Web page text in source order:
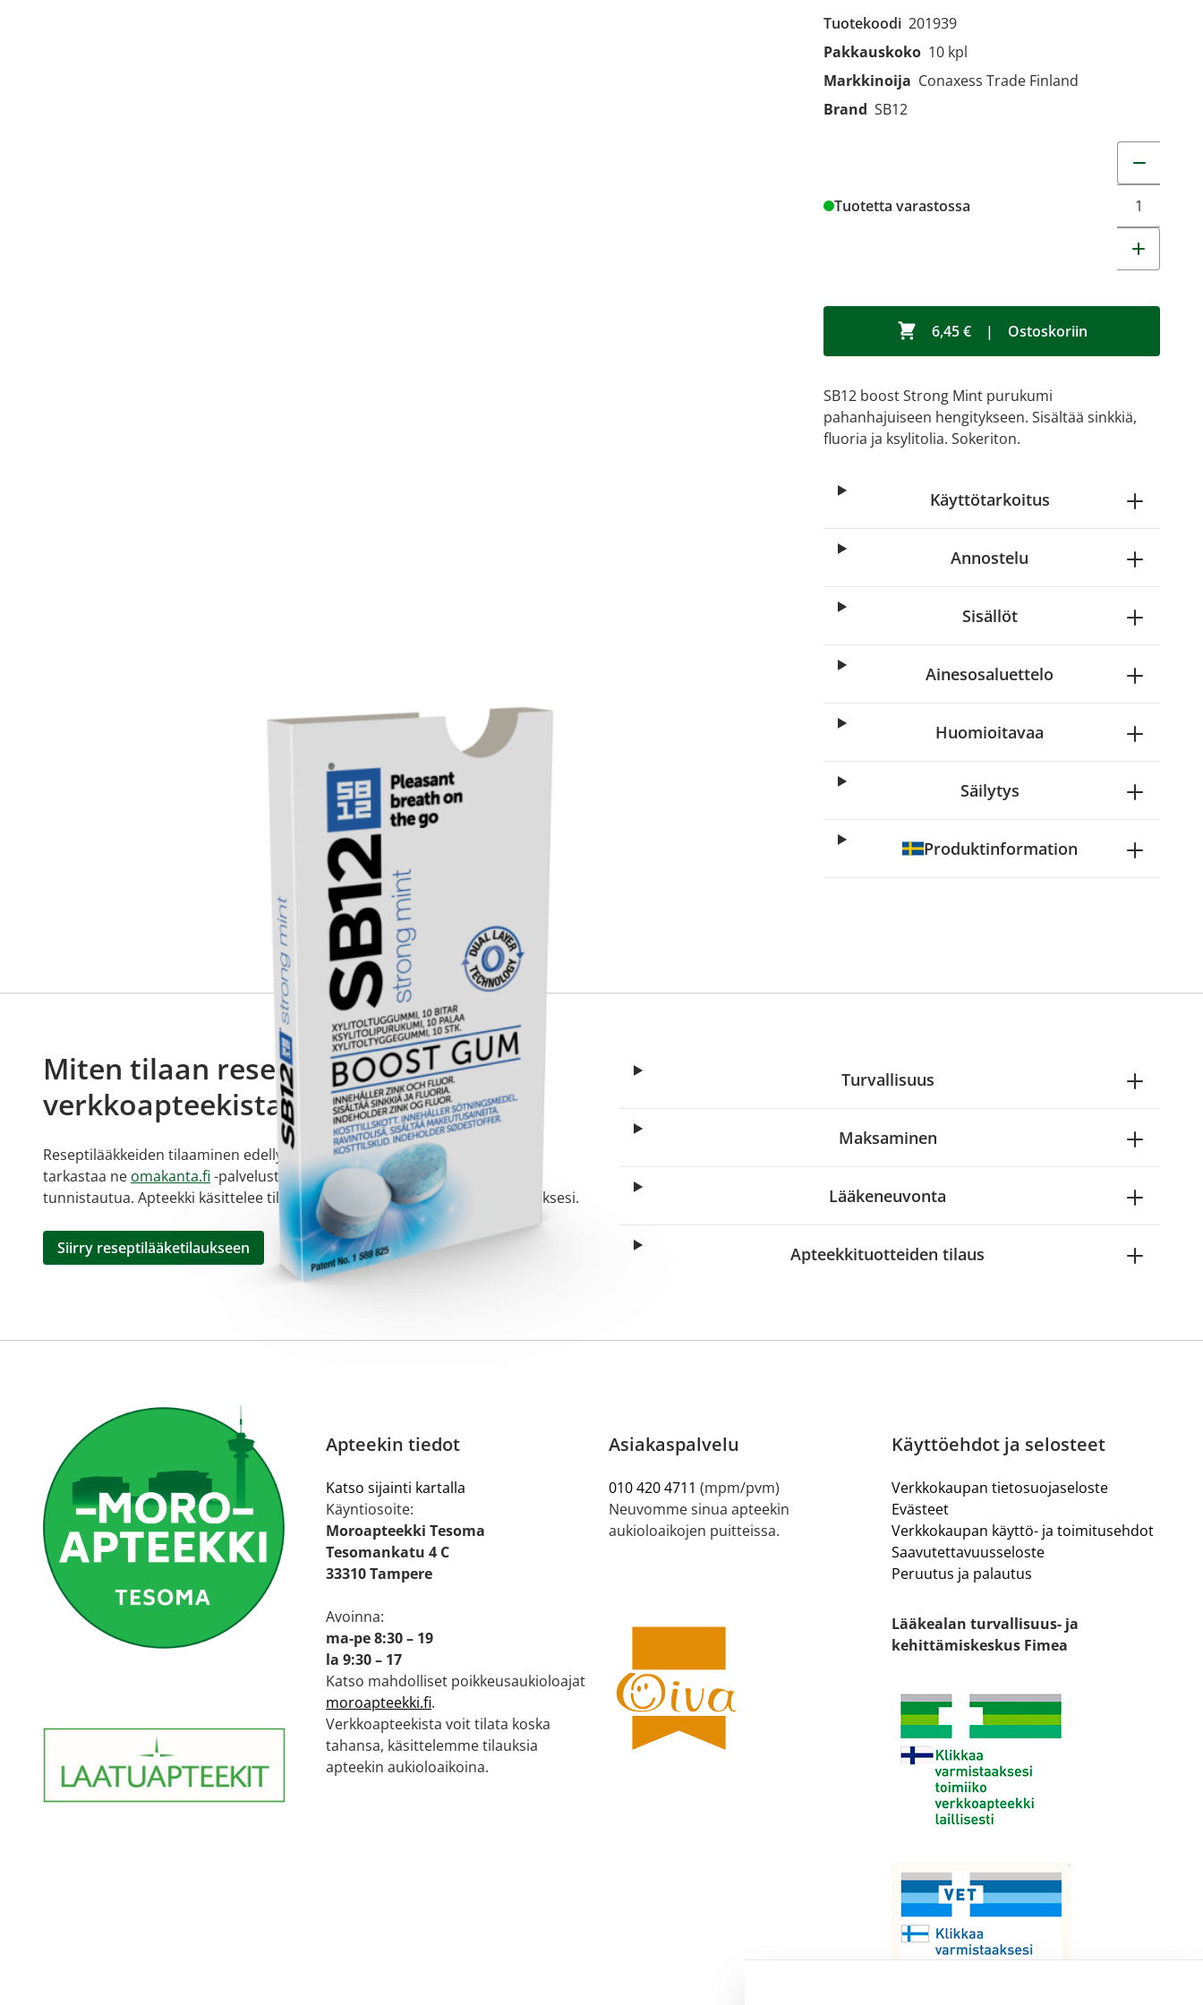
Tuotekoodi 201939
Pakkauskoko 10 kpl
Markkinoija Conaxess Trade Finland
Brand SB12
Tuotetta varastossa
6,45 € | Ostoskoriin
SB12 boost Strong Mint purukumi
pahanhajuiseen hengitykseen. Sisältää sinkkiä,
fluoria ja ksylitolia. Sokeriton.
Käyttötarkoitus
Annostelu
Sisällöt
Ainesosaluettelo
Huomioitavaa
Säilytys
Produktinformation
Miten tilaan reseptilääkkeitä
verkkoapteekista?
Reseptilääkkeiden tilaaminen edellyttää voimassa olevaa reseptiä, ja voit
tarkastaa ne omakanta.fi -palvelusta. Tilausta varten sinun pitää ensin
tunnistautua. Apteekki käsittelee tilauksesi, jonka jälkeen voit maksaa ostoksesi.
Siirry reseptilääketilaukseen
Turvallisuus
Maksaminen
Lääkeneuvonta
Apteekkituotteiden tilaus
Apteekin tiedot
Katso sijainti kartalla
Käyntiosoite:
Moroapteekki Tesoma
Tesomankatu 4 C
33310 Tampere
Avoinna:
ma-pe 8:30 – 19
la 9:30 – 17
Katso mahdolliset poikkeusaukioloajat
moroapteekki.fi.
Verkkoapteekista voit tilata koska
tahansa, käsittelemme tilauksia
apteekin aukioloaikoina.
Asiakaspalvelu
010 420 4711 (mpm/pvm)
Neuvomme sinua apteekin
aukioloaikojen puitteissa.
Käyttöehdot ja selosteet
Verkkokaupan tietosuojaseloste
Evästeet
Verkkokaupan käyttö- ja toimitusehdot
Saavutettavuusseloste
Peruutus ja palautus
Lääkealan turvallisuus- ja
kehittämiskeskus Fimea